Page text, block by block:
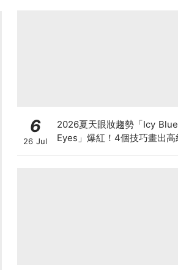
6
26 Jul
2026夏天眼妝趨勢「Icy Blue
Eyes」爆紅！4個技巧畫出高